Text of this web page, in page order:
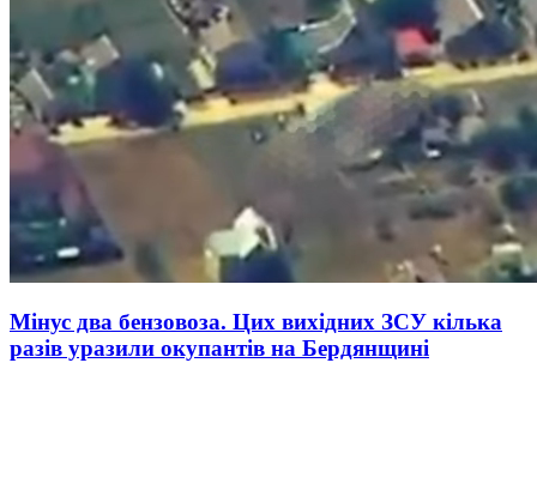
Мінус два бензовоза. Цих вихідних ЗСУ кілька
разів уразили окупантів на Бердянщині